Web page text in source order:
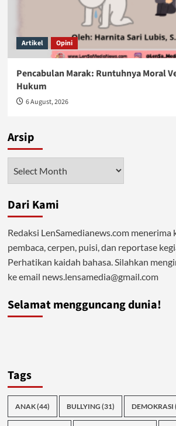
Artikel Opini
Pencabulan Marak: Runtuhnya Moral
Hukum
6 August, 2026
Arsip
Dari Kami
Redaksi LenSamedianews.com
pembaca, cerpen, puisi, dan reportase
Perhatikan kaidah bahasa. Silahkan
ke email news.lensamedia@gmail.com
Selamat mengguncang dunia!
Tags
ANAK(44) BULLYING (31) DEMOKRASI